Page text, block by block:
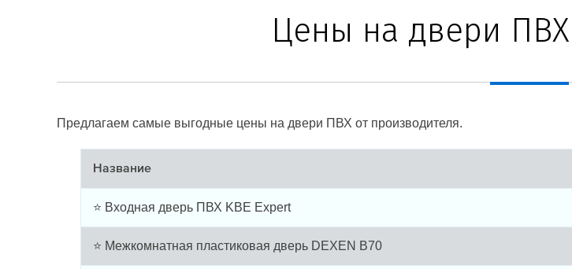
Цены на двери
Предлагаем самые выгодные цены на двери ПВХ от производителя.
Название
⭐ Входная дверь ПВХ KBE Expert
⭐ Межкомнатная пластиковая дверь DEXEN B70